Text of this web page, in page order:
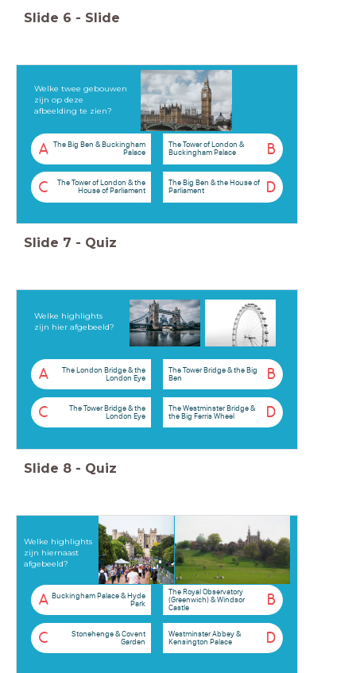
Slide 6 - Slide
Welke twee gebouwen
zijn op deze
afbeelding te zien?
A The Big Ben & Buckingham
Palace
B
The Tower of London &
Buckingham Palace
C
The Tower of London & the
House of Parliament
D
The Big Ben & the House of
Parliament
Slide 7 - Quiz
Welke highlights
zijn hier afgebeeld?
A
The London Bridge & the
London Eye
B
The Tower Bridge & the Big
Ben
C
The Tower Bridge & the
London Eye
D
The Westminster Bridge &
the Big Ferris Wheel
Slide 8 - Quiz
Welke highlights
zijn hiernaast
afgebeeld?
A Buckingham Palace & Hyde
Park
B
The Royal Observatory
(Greenwich) & Windsor
Castle
C
Stonehenge & Covent
Garden
D
Westminster Abbey &
Kensington Palace